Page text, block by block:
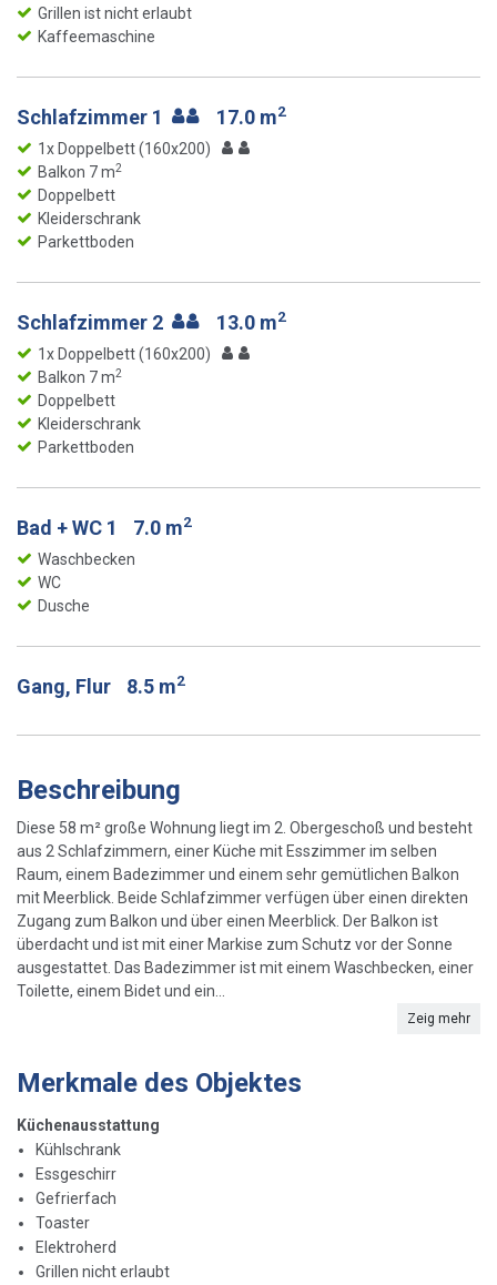
Grillen ist nicht erlaubt
Kaffeemaschine
Schlafzimmer 1 17.0 m2
1x Doppelbett (160x200)
Balkon 7 m2
Doppelbett
Kleiderschrank
Parkettboden
Schlafzimmer 2 13.0 m2
1x Doppelbett (160x200)
Balkon 7 m2
Doppelbett
Kleiderschrank
Parkettboden
Bad + WC 1 7.0 m2
Waschbecken
WC
Dusche
Gang, Flur 8.5 m2
Beschreibung
Diese 58 m² große Wohnung liegt im 2. Obergeschoß und besteht
aus 2 Schlafzimmern, einer Küche mit Esszimmer im selben
Raum, einem Badezimmer und einem sehr gemütlichen Balkon
mit Meerblick. Beide Schlafzimmer verfügen über einen direkten
Zugang zum Balkon und über einen Meerblick. Der Balkon ist
überdacht und ist mit einer Markise zum Schutz vor der Sonne
ausgestattet. Das Badezimmer ist mit einem Waschbecken, einer
Toilette, einem Bidet und ein...
Zeig mehr
Merkmale des Objektes
Küchenausstattung
Kühlschrank
Essgeschirr
Gefrierfach
Toaster
Elektroherd
Grillen nicht erlaubt